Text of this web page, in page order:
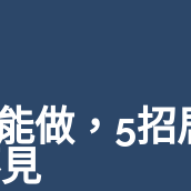
做，5